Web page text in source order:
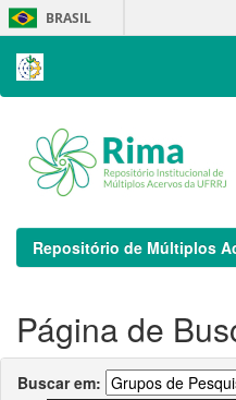
Skip
navigation
BRASIL
Repositório de Múltiplos
Página de
Buscar em: